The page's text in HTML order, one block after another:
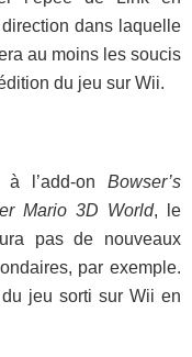
dans laquelle
au moins les soucis
du jeu sur Wii.
à l’add-on Bowser’s
Mario 3D World, le
pas de nouveaux
par exemple.
du jeu sorti sur Wii en